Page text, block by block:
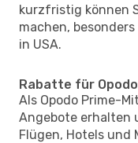
kurzfristig können
machen,
in USA.
Rabatte für
Als Opodo Prime-
Angebote erhalten
Flügen, Hotels und